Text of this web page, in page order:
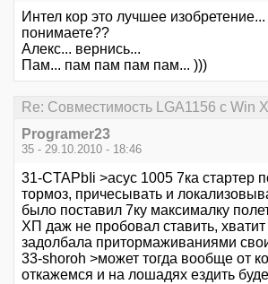
Интел кор это лучшее
понимаете??
Алекс... вернись...
Пам... пам пам пам пам... )))
Re: Совместимость LGA1156 с Win
Programer23
35 - 29.10.2010 - 18:46
31-CTAPbIi >асус 1005 7ка стартер
тормоз, причесывать и
было поставил 7ку максималку
ХП даж не пробовал ставить, хватит
задолбала притормаживаниями
33-shoroh >может тогда вообще от
откажемся и на лошадях ездить